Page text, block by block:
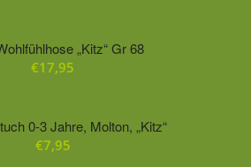
„Kitz“ Gr 68
€17,95
0-3 Jahre, Molton, „Kitz“
€7,95